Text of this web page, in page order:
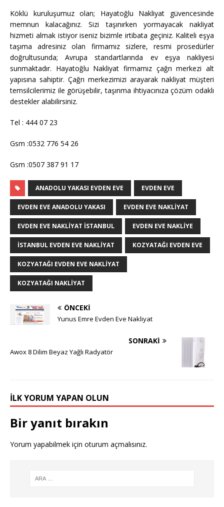
Köklü kuruluşumuz olan; Hayatoğlu Nakliyat güvencesinde
memnun kalacağınız. Sizi taşınırken yormayacak nakliyat
hizmeti almak istiyor iseniz bizimle irtibata geçiniz. Kaliteli eşya
taşıma adresiniz olan firmamız sizlere, resmi prosedürler
doğrultusunda; Avrupa standartlarında ev eşya nakliyesi
sunmaktadır. Hayatoğlu Nakliyat firmamız çağrı merkezi alt
yapısına sahiptir. Çağrı merkezimizi arayarak nakliyat müşteri
temsilcilerimiz ile görüşebilir, taşınma ihtiyacınıza çözüm odaklı
destekler alabilirsiniz.
Tel : 444 07 23
Gsm :0532 776 54 26
Gsm :0507 387 91 17
ANADOLU YAKASI EVDEN EVE EVDEN EVE
EVDEN EVE ANADOLU YAKASI EVDEN EVE NAKLIYAT
EVDEN EVE NAKLIYAT ISTANBUL EVDEN EVE NAKLIYE
ISTANBUL EVDEN EVE NAKLIYAT KOZYATAĞI EVDEN EVE
KOZYATAĞI EVDEN EVE NAKLIYAT
KOZYATAĞI NAKLIYAT
ÖNCEKI
Yunus Emre Evden Eve Nakliyat
SONRAKI
Awox 8 Dilim Beyaz Yağlı Radyatör
İLK YORUM YAPAN OLUN
Bir yanıt bırakın
Yorum yapabilmek için oturum açmalısınız.